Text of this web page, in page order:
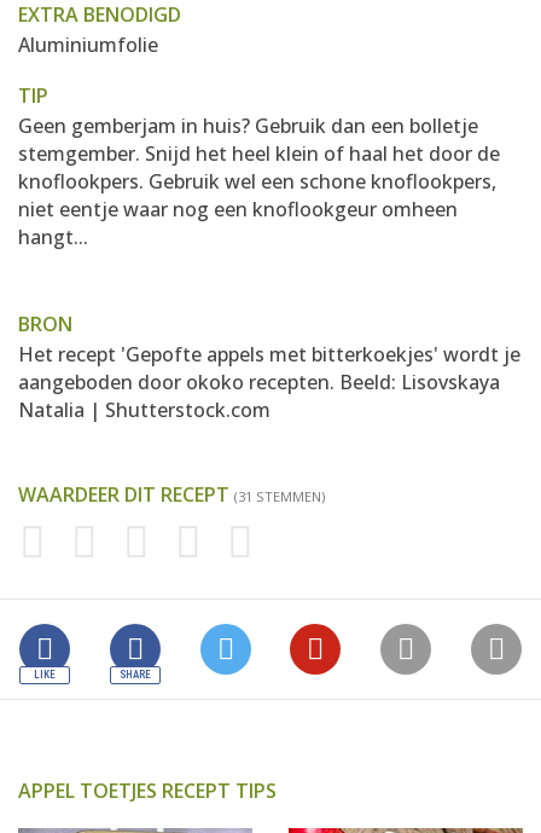
EXTRA BENODIGD
Aluminiumfolie
TIP
Geen gemberjam in huis? Gebruik dan een bolletje
stemgember. Snijd het heel klein of haal het door de
knoflookpers. Gebruik wel een schone knoflookpers,
niet eentje waar nog een knoflookgeur omheen
hangt...
BRON
Het recept 'Gepofte appels met bitterkoekjes' wordt je
aangeboden door okoko recepten. Beeld: Lisovskaya
Natalia | Shutterstock.com
WAARDEER DIT RECEPT (31 STEMMEN)
APPEL TOETJES RECEPT TIPS